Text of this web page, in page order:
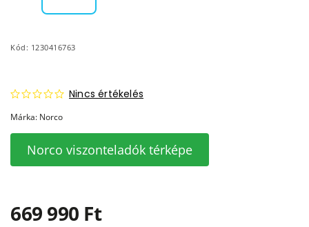
Kód: 1230416763
Nincs értékelés
Márka: Norco
Norco viszonteladók térképe
669 990 Ft